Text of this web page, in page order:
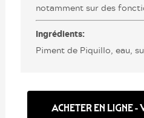
notamment sur des
Ingrédients:
Piment de Piquillo, eau,
ACHETER EN LIGNE -